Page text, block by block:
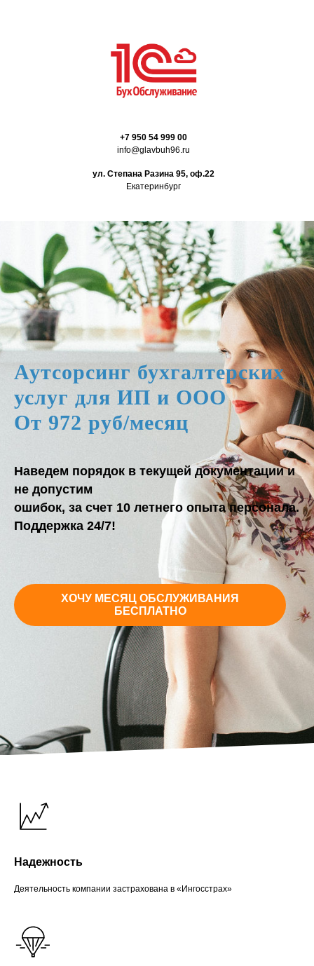
+7 950 54 999 00
info@glavbuh96.ru
ул. Степана Разина 95, оф.22
Екатеринбург
Аутсорсинг бухгалтерских
услуг для ИП и ООО
От 972 руб/месяц
Наведем порядок в текущей документации и
не допустим
ошибок, за счет 10 летнего опыта персонала.
Поддержка 24/7!
ХОЧУ МЕСЯЦ ОБСЛУЖИВАНИЯ
БЕСПЛАТНО
Надежность
Деятельность компании застрахована в «Ингосстрах»